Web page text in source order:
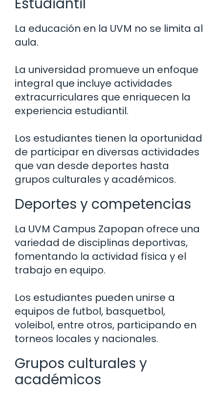
La educación en la UVM no se limita al
aula.
La universidad promueve un enfoque
integral que incluye actividades
extracurriculares que enriquecen la
experiencia estudiantil.
Los estudiantes tienen la oportunidad
de participar en diversas actividades
que van desde deportes hasta
grupos culturales y académicos.
Deportes y competencias
La UVM Campus Zapopan ofrece una
variedad de disciplinas deportivas,
fomentando la actividad física y el
trabajo en equipo.
Los estudiantes pueden unirse a
equipos de futbol, basquetbol,
voleibol, entre otros, participando en
torneos locales y nacionales.
Grupos culturales y
académicos